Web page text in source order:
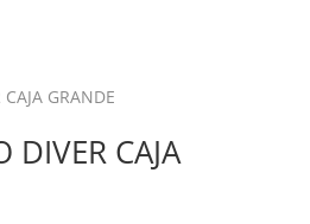
DIVER CAJA